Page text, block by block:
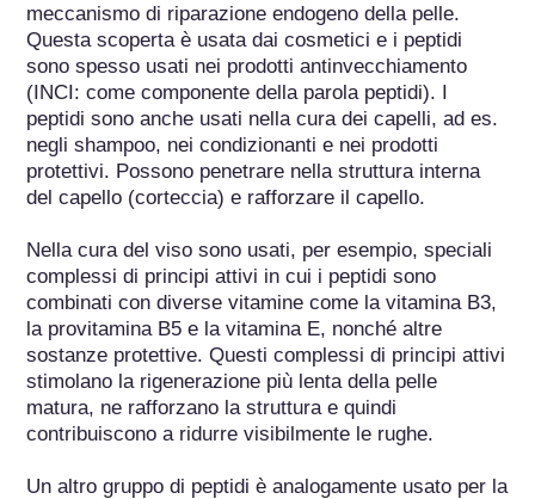
meccanismo di riparazione endogeno della pelle.
Questa scoperta è usata dai cosmetici e i peptidi
sono spesso usati nei prodotti antinvecchiamento
(INCI: come componente della parola peptidi). I
peptidi sono anche usati nella cura dei capelli, ad es.
negli shampoo, nei condizionanti e nei prodotti
protettivi. Possono penetrare nella struttura interna
del capello (corteccia) e rafforzare il capello.
Nella cura del viso sono usati, per esempio, speciali
complessi di principi attivi in cui i peptidi sono
combinati con diverse vitamine come la vitamina B3,
la provitamina B5 e la vitamina E, nonché altre
sostanze protettive. Questi complessi di principi attivi
stimolano la rigenerazione più lenta della pelle
matura, ne rafforzano la struttura e quindi
contribuiscono a ridurre visibilmente le rughe.
Un altro gruppo di peptidi è analogamente usato per la